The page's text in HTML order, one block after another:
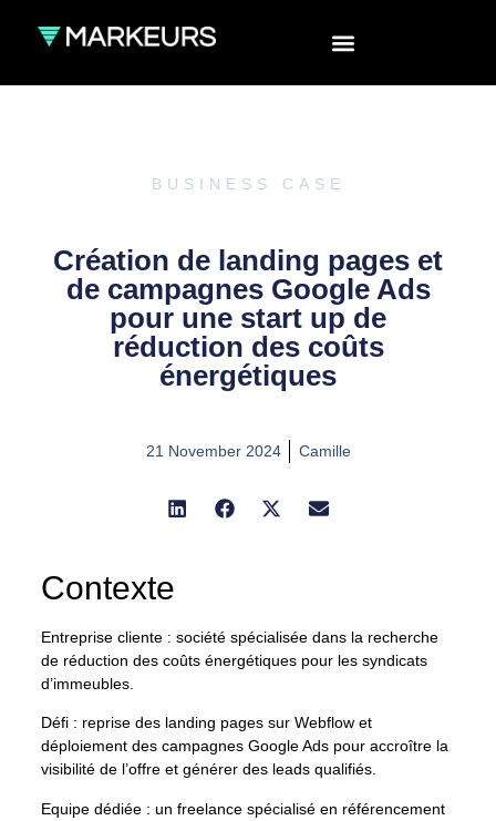
BUSINESS CASE
Création de landing pages et
de campagnes Google Ads
pour une start up de
réduction des coûts
énergétiques
21 November 2024 Camille
Contexte
Entreprise cliente : société spécialisée dans la recherche
de réduction des coûts énergétiques pour les syndicats
d’immeubles.
Défi : reprise des landing pages sur Webflow et
déploiement des campagnes Google Ads pour accroître la
visibilité de l’offre et générer des leads qualifiés.
Equipe dédiée : un freelance spécialisé en référencement